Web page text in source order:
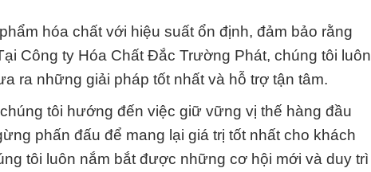
hóa chất với hiệu suất ổn định, đảm bảo rằng
Công ty Hóa Chất Đắc Trường Phát, chúng tôi luôn
ra những giải pháp tốt nhất và hỗ trợ tận tâm.
tôi hướng đến việc giữ vững vị thế hàng đầu
phấn đấu để mang lại giá trị tốt nhất cho khách
tôi luôn nắm bắt được những cơ hội mới và duy trì